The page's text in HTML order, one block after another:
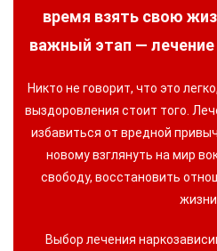
время взять свою
важный этап —
Никто не говорит, что это
выздоровления стоит того.
избавиться от вредной
новому взглянуть на мир
свободу, восстановить
жизни.
Выбор лечения